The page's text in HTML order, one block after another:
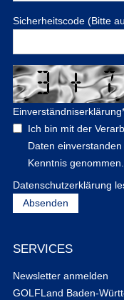
Sicherheitscode (Bitte
Einverständniserklärung
Ich bin mit der
Daten
Kenntnis genommen.
Datenschutzerklärung
SERVICES
Newsletter anmelden
GOLFLand Baden-